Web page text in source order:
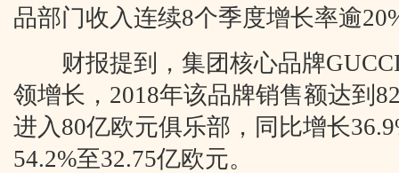
品部门收入连续8个季度增长率逾
财报提到，集团核心品牌GUCCI
领增长，2018年该品牌销售额达到
进入80亿欧元俱乐部，同比增长
54.2%至32.75亿欧元。